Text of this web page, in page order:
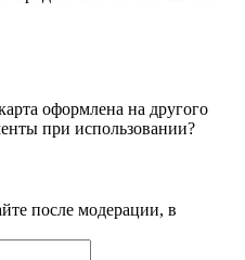
оформлена на другого
при использовании?
после модерации, в